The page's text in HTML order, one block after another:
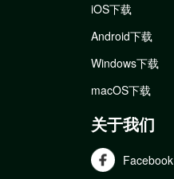
iOS下载
Android下载
Windows下载
macOS下载
关于我们
Facebook